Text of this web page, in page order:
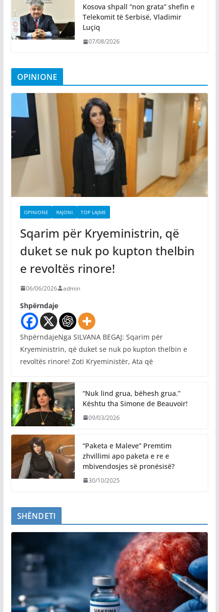
Kosova shpall “non grata” shefin e
Telekomit të Serbisë, Vladimir
Luçiq
07/08/2026
OPINIONE
OPINIONE RAJONI TOP LAJME
Sqarim për Kryeministrin, që
duket se nuk po kupton thelbin
e revoltës rinore!
06/06/2026 admin
Shpërndaje
ShpërndajeNga SILVANA BEGAJ: Sqarim për
Kryeministrin, që duket se nuk po kupton thelbin e
revoltës rinore! Zoti Kryeministër, Ata që
“Nuk lind grua, bëhesh grua.”
Kështu tha Simone de Beauvoir!
09/03/2026
“Paketa e Maleve” Premtim
zhvillimi apo paketa e re e
mbivendosjes së pronësisë?
30/10/2025
SHËNDETI